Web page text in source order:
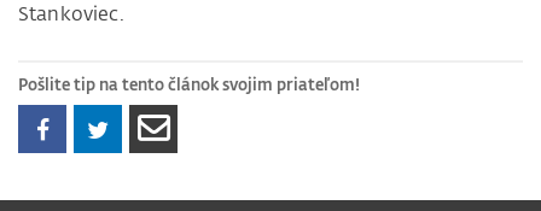
Stankoviec.
Pošlite tip na tento článok svojim priateľom!